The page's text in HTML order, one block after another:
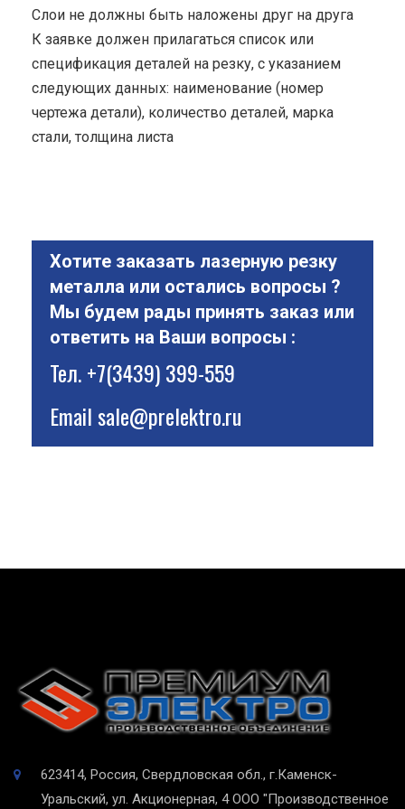
Cлои не должны быть наложены друг на друга
К заявке должен прилагаться список или
спецификация деталей на резку, с указанием
следующих данных: наименование (номер
чертежа детали), количество деталей, марка
стали, толщина листа
Хотите заказать лазерную резку
металла или остались вопросы ?
Мы будем рады принять заказ или
ответить на Ваши вопросы :
Тел.+7(3439) 399-559
Emailsale@prelektro.ru
623414, Россия, Свердловская обл., г.Каменск-
Уральский, ул. Акционерная, 4 ООО "Производственное